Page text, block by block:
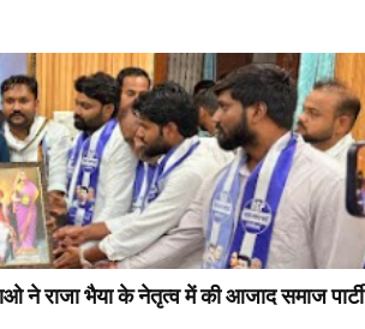
ने राजा भैया के नेतृत्व में की आजाद समाज पार्टी